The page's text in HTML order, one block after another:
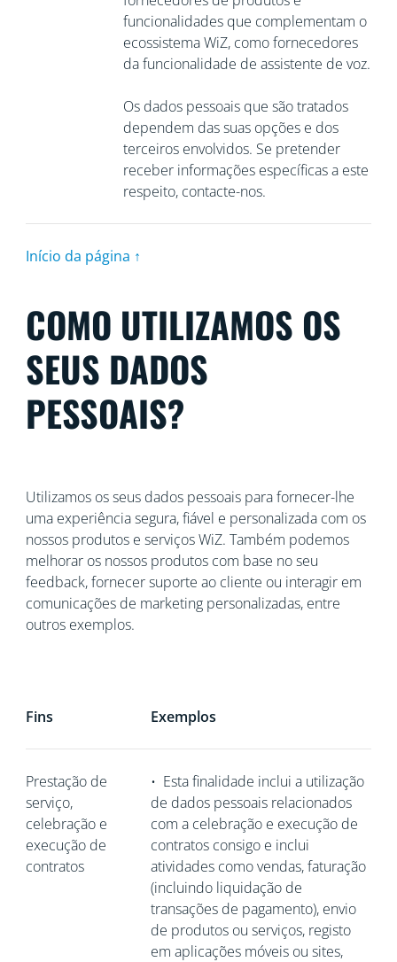
funcionalidades que complementam o
ecossistema WiZ, como fornecedores
da funcionalidade de assistente de voz.
Os dados pessoais que são tratados
dependem das suas opções e dos
terceiros envolvidos. Se pretender
receber informações específicas a este
respeito, contacte-nos.
Início da página ↑
COMO UTILIZAMOS OS
SEUS DADOS
PESSOAIS?
Utilizamos os seus dados pessoais para fornecer-lhe
uma experiência segura, fiável e personalizada com os
nossos produtos e serviços WiZ. Também podemos
melhorar os nossos produtos com base no seu
feedback, fornecer suporte ao cliente ou interagir em
comunicações de marketing personalizadas, entre
outros exemplos.
Fins Exemplos
Prestação de
serviço,
celebração e
execução de
contratos
• Esta finalidade inclui a utilização
de dados pessoais relacionados
com a celebração e execução de
contratos consigo e inclui
atividades como vendas, faturação
(incluindo liquidação de
transações de pagamento), envio
de produtos ou serviços, registo
em aplicações móveis ou sites,